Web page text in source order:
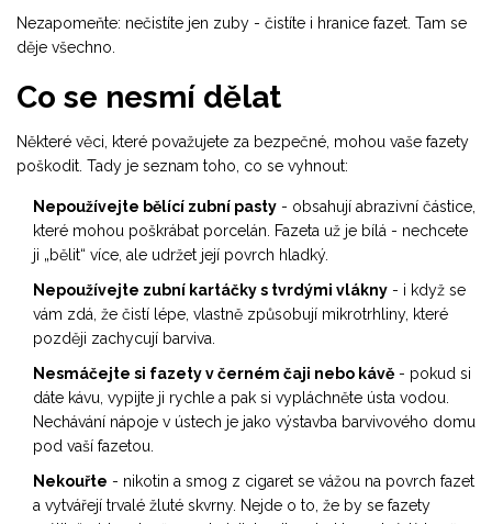
Nezapomeňte: nečistíte jen zuby - čistíte i hranice fazet. Tam se
děje všechno.
Co se nesmí dělat
Některé věci, které považujete za bezpečné, mohou vaše fazety
poškodit. Tady je seznam toho, co se vyhnout:
Nepoužívejte bělící zubní pasty - obsahují abrazivní částice,
které mohou poškrábat porcelán. Fazeta už je bílá - nechcete
ji „bělit“ více, ale udržet její povrch hladký.
Nepoužívejte zubní kartáčky s tvrdými vlákny - i když se
vám zdá, že čistí lépe, vlastně způsobují mikrotrhliny, které
později zachycují barviva.
Nesmáčejte si fazety v černém čaji nebo kávě - pokud si
dáte kávu, vypijte ji rychle a pak si vypláchněte ústa vodou.
Nechávání nápoje v ústech je jako výstavba barvivového domu
pod vaší fazetou.
Nekouřte - nikotin a smog z cigaret se vážou na povrch fazet
a vytvářejí trvalé žluté skvrny. Nejde o to, že by se fazety